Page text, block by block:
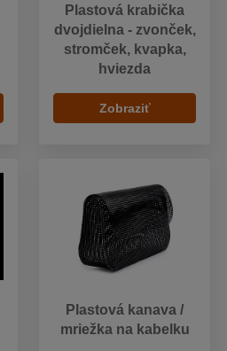
Plastová krabička
dvojdielna - zvonček,
stromček, kvapka,
hviezda
Zobraziť
Plastová kanava /
mriežka na kabelku